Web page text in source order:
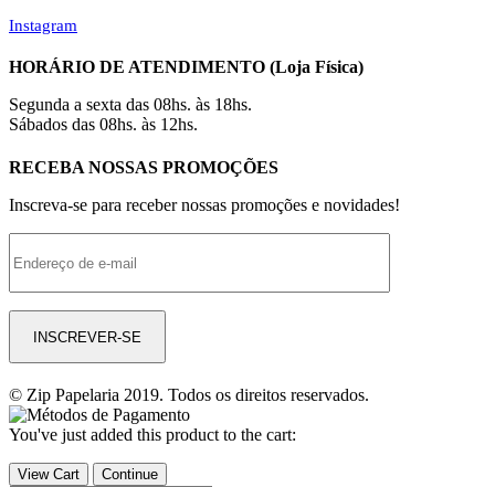
Instagram
HORÁRIO DE ATENDIMENTO (Loja Física)
Segunda a sexta das 08hs. às 18hs.
Sábados das 08hs. às 12hs.
RECEBA NOSSAS PROMOÇÕES
Inscreva-se para receber nossas promoções e novidades!
© Zip Papelaria 2019. Todos os direitos reservados.
You've just added this product to the cart:
View Cart Continue